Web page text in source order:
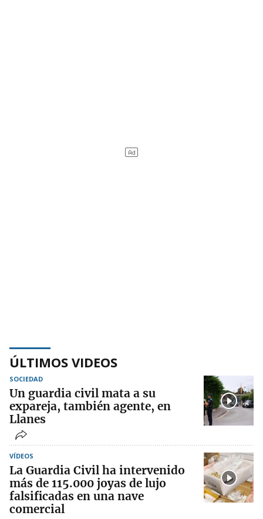
ÚLTIMOS VIDEOS
SOCIEDAD
Un guardia civil mata a su
expareja, también agente, en
Llanes
VÍDEOS
La Guardia Civil ha intervenido
más de 115.000 joyas de lujo
falsificadas en una nave
comercial